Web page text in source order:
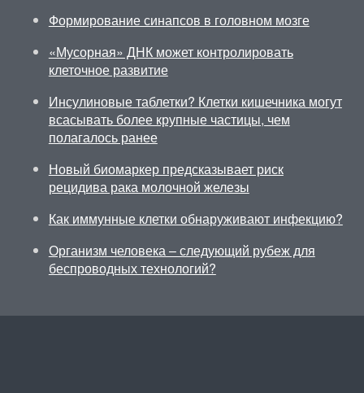
Формирование синапсов в головном мозге
«Мусорная» ДНК может контролировать
клеточное развитие
Инсулиновые таблетки? Клетки кишечника могут
всасывать более крупные частицы, чем
полагалось ранее
Новый биомаркер предсказывает риск
рецидива рака молочной железы
Как иммунные клетки обнаруживают инфекцию?
Организм человека – следующий рубеж для
беспроводных технологий?